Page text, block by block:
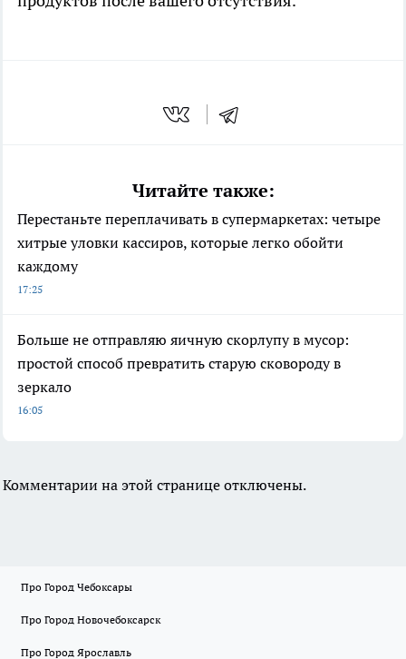
Читайте также:
Перестаньте переплачивать в супермаркетах: четыре
хитрые уловки кассиров, которые легко обойти
каждому
17:25
Больше не отправляю яичную скорлупу в мусор:
простой способ превратить старую сковороду в
зеркало
16:05
Комментарии на этой странице отключены.
Про Город Чебоксары
Про Город Новочебоксарск
Про Город Ярославль